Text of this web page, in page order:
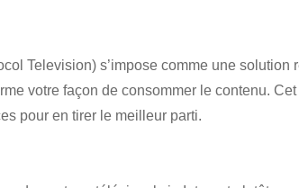
Television) s’impose comme une
votre façon de consommer le contenu.
pour en tirer le meilleur parti.